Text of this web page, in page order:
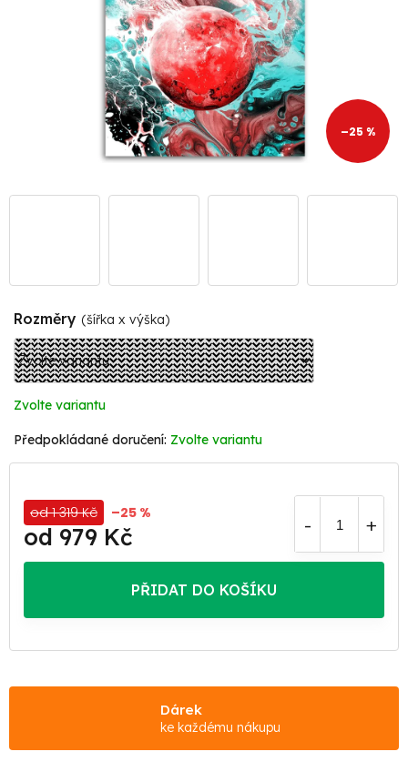
–25 %
Rozměry (šířka x výška)
Zvolte variantu
Zvolte variantu
od 1 319 Kč –25 %
od 979 Kč
PŘIDAT DO KOŠÍKU
Dárek
ke každému nákupu